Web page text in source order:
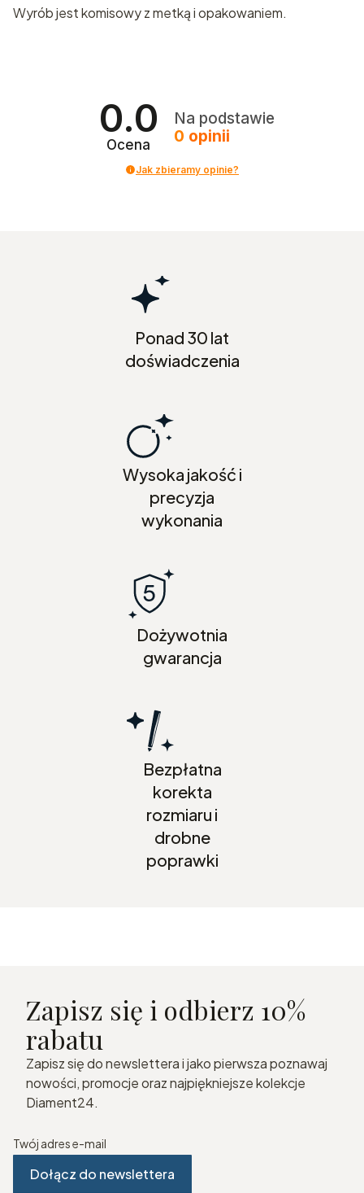
Wyrób jest komisowy z metką i opakowaniem.
0.0
Ocena
Na podstawie
0 opinii
Jak zbieramy opinie?
Ponad 30 lat
doświadczenia
Wysoka jakość i
precyzja
wykonania
Dożywotnia
gwarancja
Bezpłatna
korekta
rozmiaru i
drobne
poprawki
Zapisz się i odbierz 10%
rabatu
Zapisz się do newslettera i jako pierwsza poznawaj
nowości, promocje oraz najpiękniejsze kolekcje
Diament24.
Twój adres e-mail
Dołącz do newslettera